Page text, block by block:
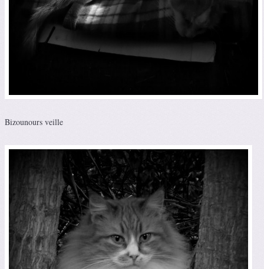
Bizounours veille